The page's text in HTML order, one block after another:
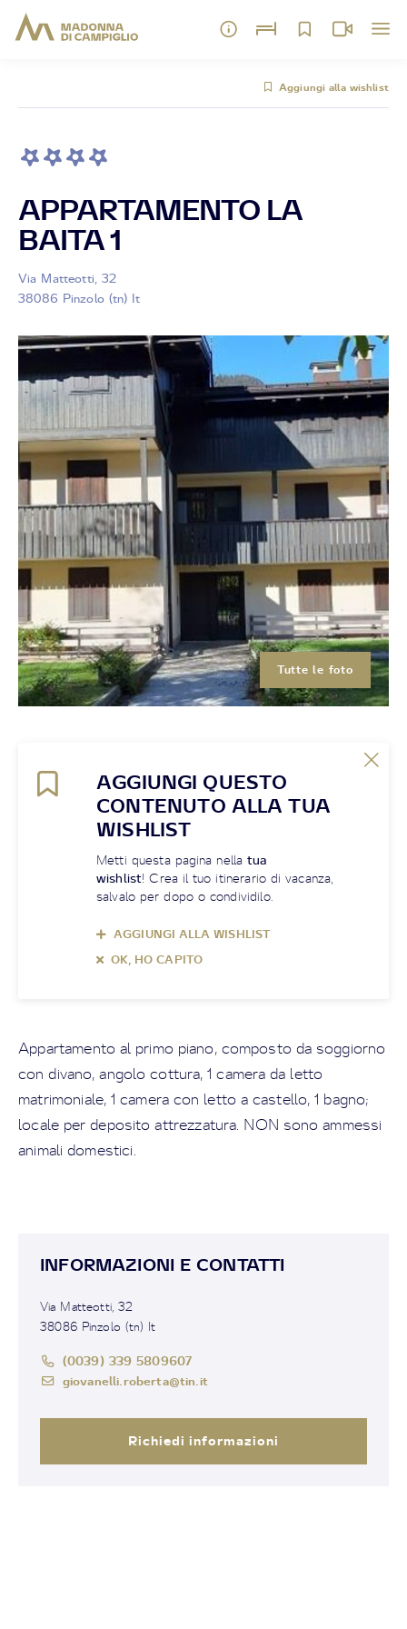
Aggiungi alla wishlist
APPARTAMENTO LA
BAITA 1
Via Matteotti, 32
38086 Pinzolo (tn) It
Tutte le foto
AGGIUNGI QUESTO
CONTENUTO ALLA TUA
WISHLIST
Metti questa pagina nellatua
wishlist! Crea il tuo itinerario di vacanza,
salvalo per dopo o condividilo.
AGGIUNGI ALLA WISHLIST
OK, HO CAPITO
Appartamento al primo piano, composto da soggiorno
con divano, angolo cottura, 1 camera da letto
matrimoniale, 1 camera con letto a castello, 1 bagno;
locale per deposito attrezzatura. NON sono ammessi
animali domestici.
INFORMAZIONI E CONTATTI
Via Matteotti, 32
38086 Pinzolo (tn) It
(0039) 339 5809607
giovanelli.roberta@tin.it
Richiedi informazioni